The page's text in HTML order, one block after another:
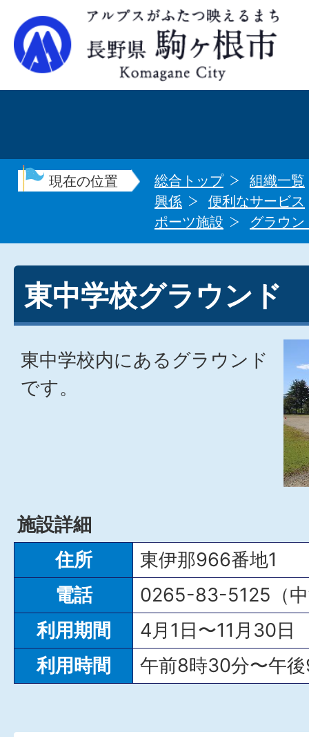
現在の位置 総合トップ
組織一覧
興係
便利なサービス
ポーツ施設
グラウン
東中学校グラウンド
東中学校内にあるグラウンド
です。
施設詳細
住所
東伊那966番地1
電話
0265-83-5125（
利用期間
4月1日〜11月30日
利用時間
午前8時30分〜午